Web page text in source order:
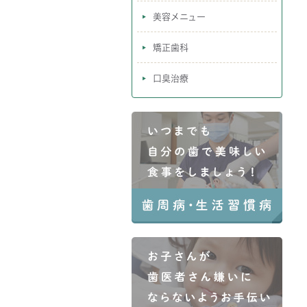
美容メニュー
矯正歯科
口臭治療